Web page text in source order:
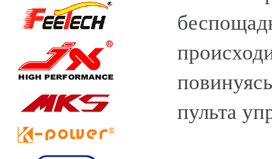
пульта